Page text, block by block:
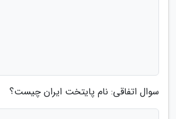
سوال اتفاقی: نام پایتخت ایران چیست؟